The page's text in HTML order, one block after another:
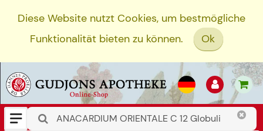
Diese Website nutzt Cookies, um bestmögliche
Funktionalität bieten zu können.
Ok